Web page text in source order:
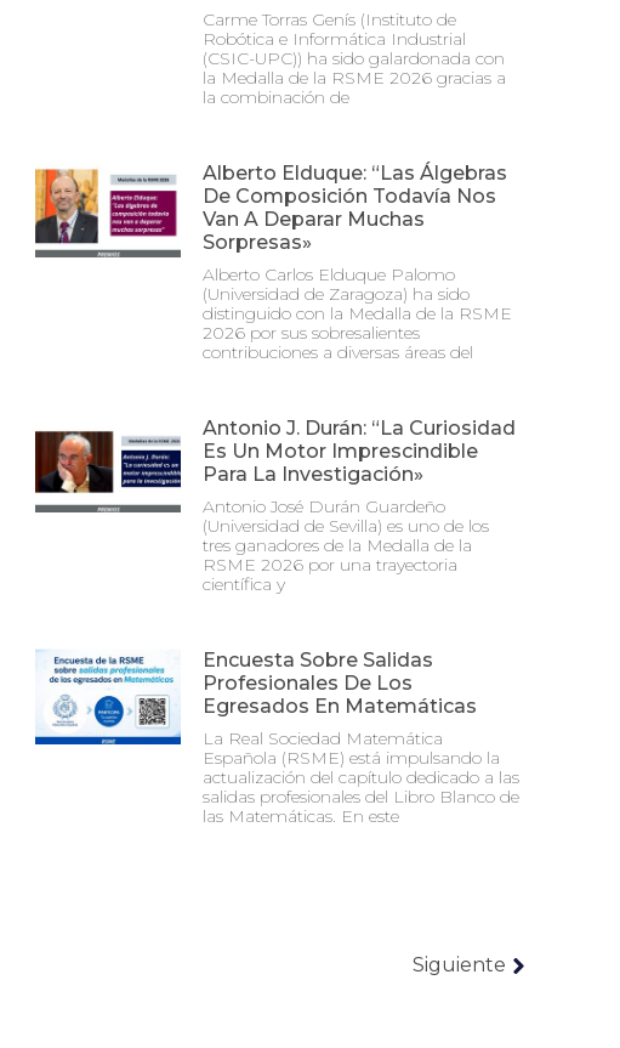
Carme Torras Genís (Instituto de
Robótica e Informática Industrial
(CSIC-UPC)) ha sido galardonada con
la Medalla de la RSME 2026 gracias a
la combinación de
Alberto Elduque: “Las Álgebras
De Composición Todavía Nos
Van A Deparar Muchas
Sorpresas»
Alberto Carlos Elduque Palomo
(Universidad de Zaragoza) ha sido
distinguido con la Medalla de la RSME
2026 por sus sobresalientes
contribuciones a diversas áreas del
Antonio J. Durán: “La Curiosidad
Es Un Motor Imprescindible
Para La Investigación»
Antonio José Durán Guardeño
(Universidad de Sevilla) es uno de los
tres ganadores de la Medalla de la
RSME 2026 por una trayectoria
científica y
Encuesta Sobre Salidas
Profesionales De Los
Egresados En Matemáticas
La Real Sociedad Matemática
Española (RSME) está impulsando la
actualización del capítulo dedicado a las
salidas profesionales del Libro Blanco de
las Matemáticas. En este
Siguiente